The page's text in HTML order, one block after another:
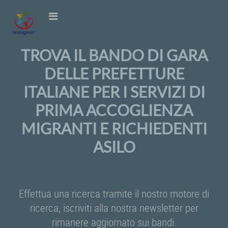
TROVA IL BANDO DI GARA
DELLE PREFETTURE
ITALIANE PER I SERVIZI DI
PRIMA ACCOGLIENZA
MIGRANTI E RICHIEDENTI
ASILO
Effettua una ricerca tramite il nostro motore di
ricerca, iscriviti alla nostra newsletter per
rimanere aggiornato sui bandi.